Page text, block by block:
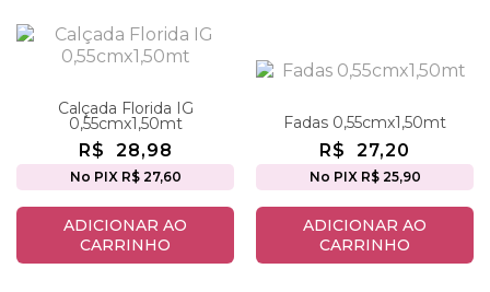
Calçada Florida IG
0,55cmx1,50mt
R$ 28,98
No PIX R$ 27,60
ADICIONAR AO
CARRINHO
Fadas 0,55cmx1,50mt
R$ 27,20
No PIX R$ 25,90
ADICIONAR AO
CARRINHO